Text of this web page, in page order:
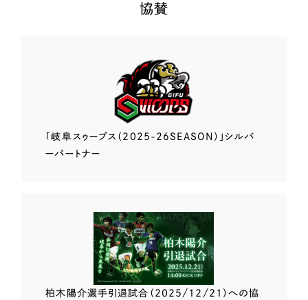
協賛
「岐阜スゥープス （2025-26SEASON）」 シルバ
ーパートナー
柏木陽介選手引退試合（2025/12/21）への協